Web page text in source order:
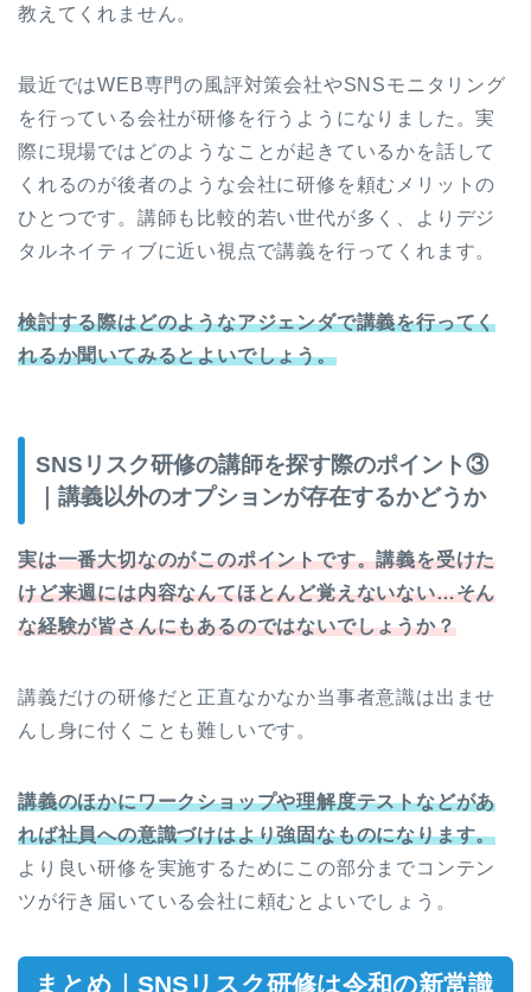
教えてくれません。
最近ではWEB専門の風評対策会社やSNSモニタリング
を行っている会社が研修を行うようになりました。実
際に現場ではどのようなことが起きているかを話して
くれるのが後者のような会社に研修を頼むメリットの
ひとつです。講師も比較的若い世代が多く、よりデジ
タルネイティブに近い視点で講義を行ってくれます。
検討する際はどのようなアジェンダで講義を行ってく
れるか聞いてみるとよいでしょう。
SNSリスク研修の講師を探す際のポイント③
｜講義以外のオプションが存在するかどうか
実は一番大切なのがこのポイントです。講義を受けた
けど来週には内容なんてほとんど覚えないない…そん
な経験が皆さんにもあるのではないでしょうか？
講義だけの研修だと正直なかなか当事者意識は出ませ
んし身に付くことも難しいです。
講義のほかにワークショップや理解度テストなどがあ
れば社員への意識づけはより強固なものになります。
より良い研修を実施するためにこの部分までコンテン
ツが行き届いている会社に頼むとよいでしょう。
まとめ｜SNSリスク研修は令和の新常識